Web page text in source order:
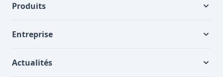
Produits
Entreprise
Actualités